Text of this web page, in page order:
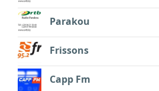
Parakou
Frissons
Capp Fm